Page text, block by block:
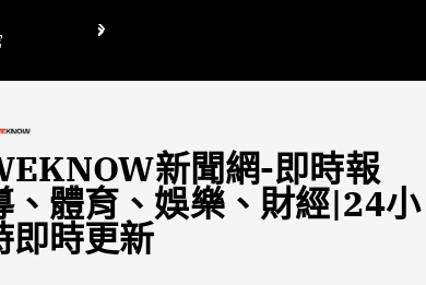
翁曉玲喊刪陸委會1295萬媒宣費惹議 梁文傑回「只能靠嘴巴」
新聞網-即時報
、體育、娛樂、財經|24小
即時更新